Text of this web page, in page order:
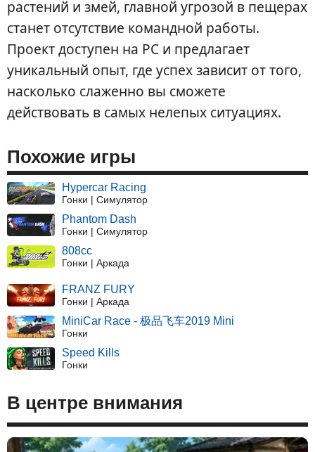
растений и змей, главной угрозой в пещерах
станет отсутствие командной работы.
Проект доступен на PC и предлагает
уникальный опыт, где успех зависит от того,
насколько слаженно вы сможете
действовать в самых нелепых ситуациях.
Похожие игры
Hypercar Racing
Гонки | Симулятор
Phantom Dash
Гонки | Симулятор
808cc
Гонки | Аркада
FRANZ FURY
Гонки | Аркада
MiniCar Race - 极品飞车2019 Mini
Гонки
Speed Kills
Гонки
В центре внимания